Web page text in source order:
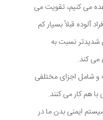
می کنیم، تقویت می
آلوده قبلاً بسیار کم
شدیدتر نسبت به
شامل اجزای مختلفی
هم کار می کنند.
ایمنی بدن ما در